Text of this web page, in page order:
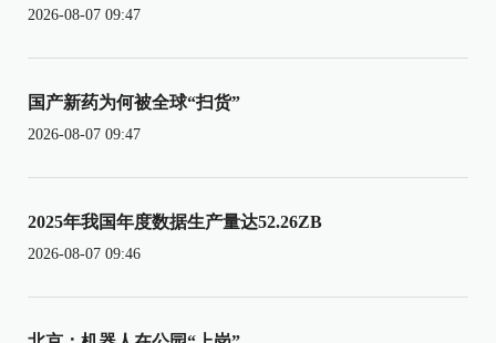
2026-08-07 09:47
国产新药为何被全球“扫货”
2026-08-07 09:47
2025年我国年度数据生产量达52.26ZB
2026-08-07 09:46